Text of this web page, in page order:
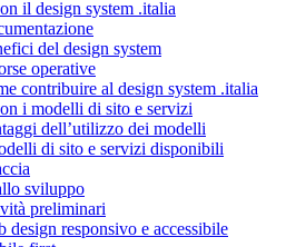
il design system .italia
del design system
operative
contribuire al design system .italia
i modelli di sito e servizi
dell’utilizzo dei modelli
di sito e servizi disponibili
sviluppo
preliminari
design responsivo e accessibile